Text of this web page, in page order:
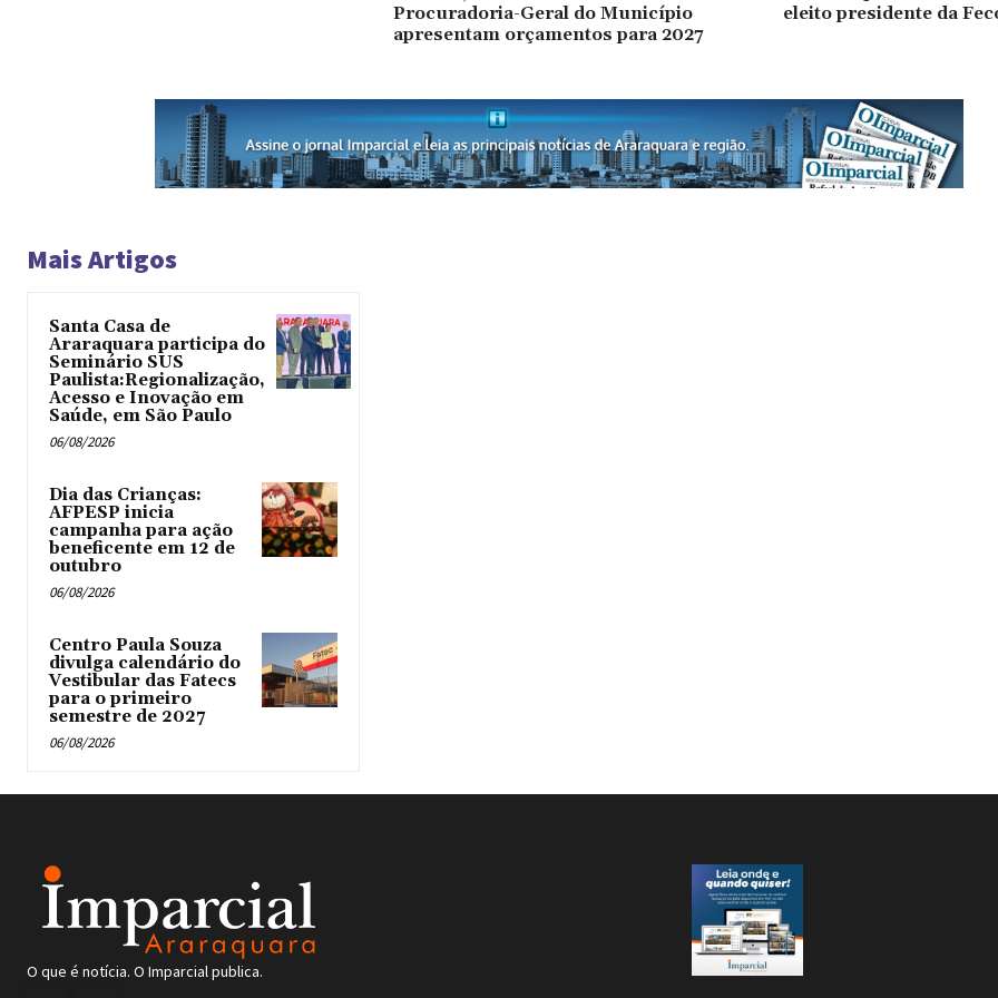
Procuradoria-Geral do Município
apresentam orçamentos para 2027
eleito presidente da
Mais Artigos
Santa Casa de
Araraquara participa do
Seminário SUS
Paulista:Regionalização,
Acesso e Inovação em
Saúde, em São Paulo
06/08/2026
Dia das Crianças:
AFPESP inicia
campanha para ação
beneficente em 12 de
outubro
06/08/2026
Centro Paula Souza
divulga calendário do
Vestibular das Fatecs
para o primeiro
semestre de 2027
06/08/2026
O que é notícia. O Imparcial publica.